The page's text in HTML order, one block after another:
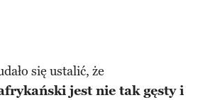
się ustalić, że
jest nie tak gęsty i